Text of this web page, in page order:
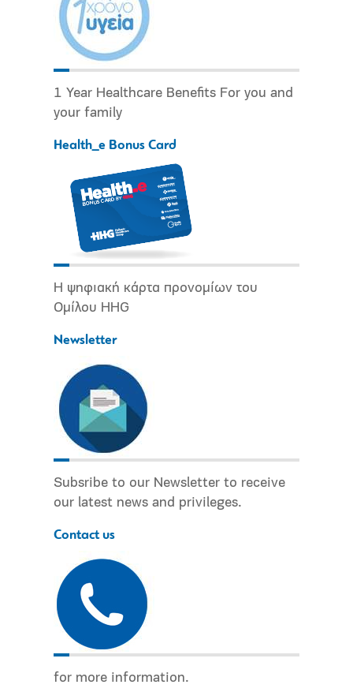
1 Year Healthcare Benefits For you and
your family
Health_e Bonus Card
Η ψηφιακή κάρτα προνομίων του
Ομίλου HHG
Newsletter
Subsribe to our Newsletter to receive
our latest news and privileges.
Contact us
for more information.